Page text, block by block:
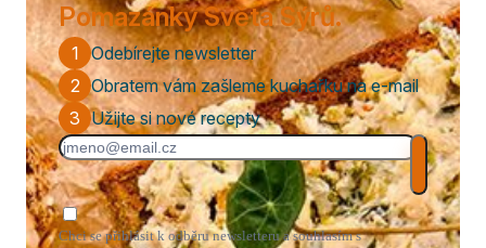
Pomazánky Světa Sýrů.
1 Odebírejte newsletter
2 Obratem vám zašleme kuchařku na e-mail
3 Užijte si nové recepty
Chci se přihlásit k odběru newsletteru a souhlasím s